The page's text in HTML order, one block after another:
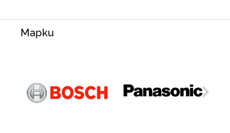
Марки